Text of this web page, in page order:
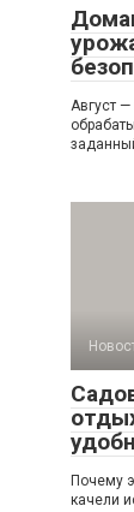
Август
Почему
качели